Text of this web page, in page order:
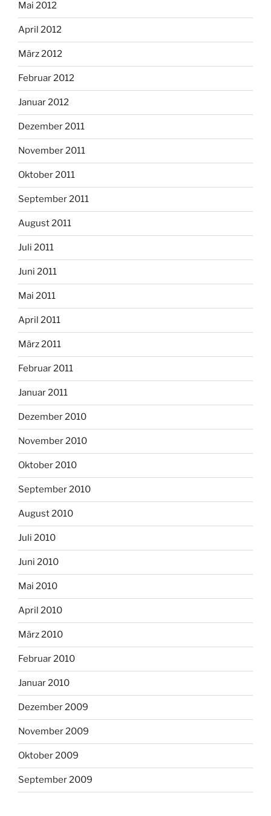
Mai 2012
April 2012
März 2012
Februar 2012
Januar 2012
Dezember 2011
November 2011
Oktober 2011
September 2011
August 2011
Juli 2011
Juni 2011
Mai 2011
April 2011
März 2011
Februar 2011
Januar 2011
Dezember 2010
November 2010
Oktober 2010
September 2010
August 2010
Juli 2010
Juni 2010
Mai 2010
April 2010
März 2010
Februar 2010
Januar 2010
Dezember 2009
November 2009
Oktober 2009
September 2009